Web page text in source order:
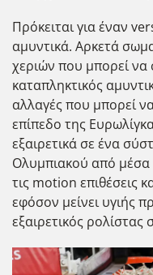
Πρόκειται για έναν
αμυντικά. Αρκετά
χεριών που μπορεί να
καταπληκτικός
αλλαγές που μπορεί
επίπεδο της
εξαιρετικά σε ένα
Ολυμπιακού από μέσα
τις motion επιθέσεις
εφόσον μείνει υγιής
εξαιρετικός ρολίστας